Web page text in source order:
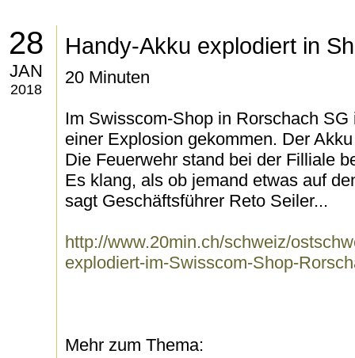
28
JAN
2018
Handy-Akku explodiert in
20 Minuten
Im Swisscom-Shop in Rorschach
einer Explosion gekommen. Der
Die Feuerwehr stand bei der Filliale
Es klang, als ob jemand etwas auf
sagt Geschäftsführer Reto Seiler...
http://www.20min.ch/schweiz/
explodiert-im-Swisscom-Shop-
Mehr zum Thema: